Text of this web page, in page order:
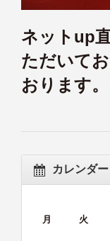
ネットup
ただいて
おり ます
カレンダー
月 火